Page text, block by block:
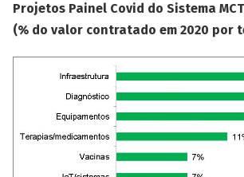
Projetos Painel Covid do Sistema
(% do valor contratado em 2020 por